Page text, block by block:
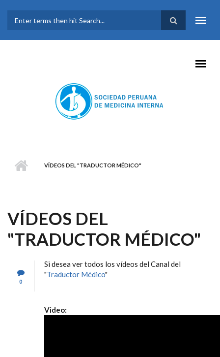
FORMULARIO DE
BÚSQUEDA
VÍDEOS DEL "TRADUCTOR MÉDICO"
VÍDEOS DEL
"TRADUCTOR MÉDICO"
0
Si desea ver todos los vídeos del Canal del
"Traductor Médico"
Video: